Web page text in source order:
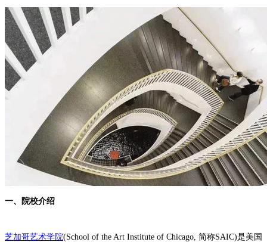
一、院校介绍
芝加哥艺术学院(School of the Art Institute of Chicago, 简称SAIC)是美国